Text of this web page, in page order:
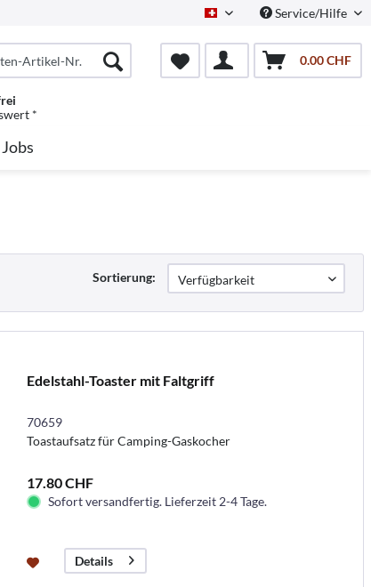
Schweiz/DeutschService/Hilfe
0.00 CHF
*
Jobs
Sortierung:
Edelstahl-Toaster mit Faltgriff
70659
Toastaufsatz für Camping-Gaskocher
17.80 CHF
Sofort versandfertig. Lieferzeit 2-4 Tage.
Details